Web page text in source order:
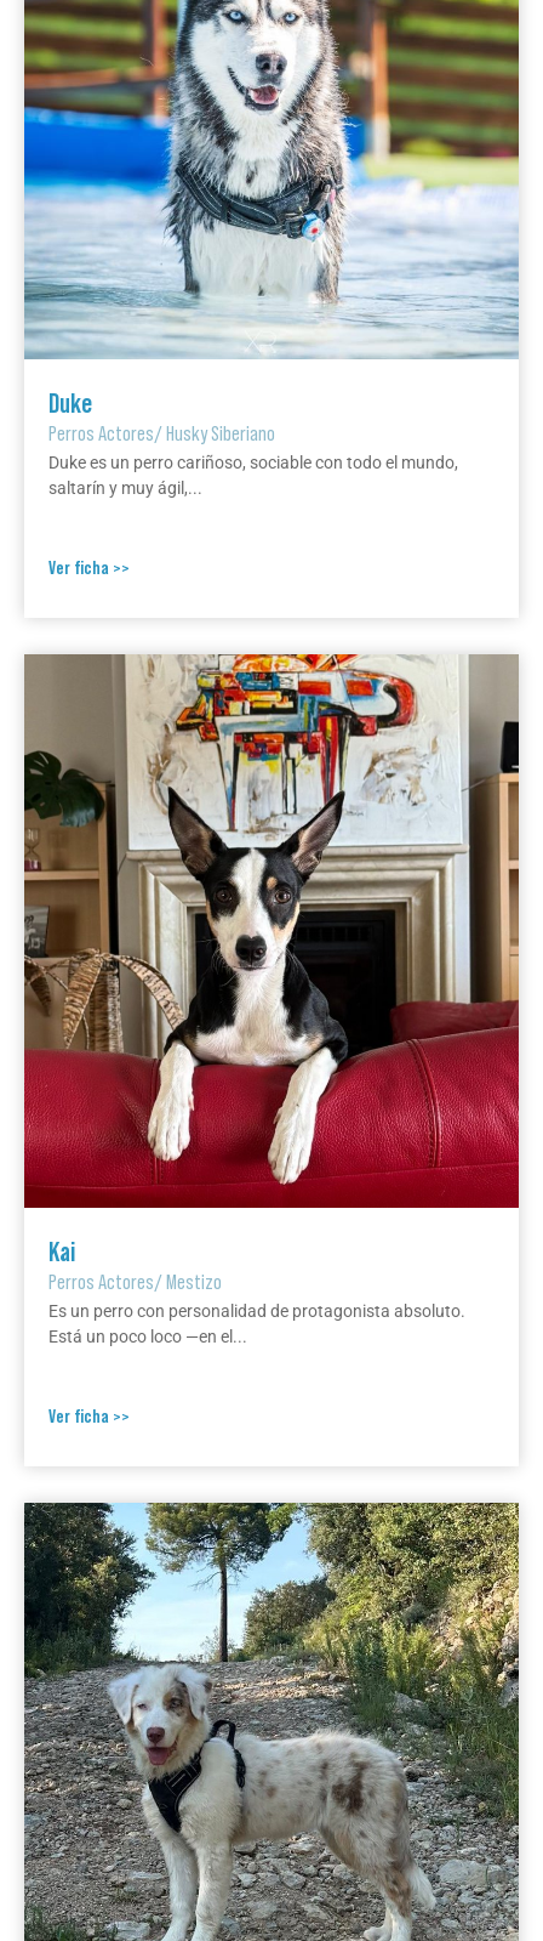
Duke
Perros Actores/Husky Siberiano
Duke es un perro cariñoso, sociable con todo el mundo,
saltarín y muy ágil,...
Ver ficha >>
Kai
Perros Actores/Mestizo
Es un perro con personalidad de protagonista absoluto.
Está un poco loco —en el...
Ver ficha >>